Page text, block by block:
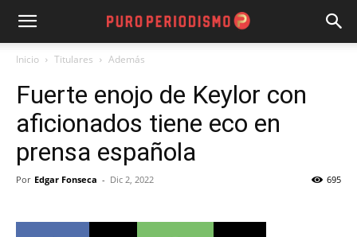
Inicio Titulares Además
Fuerte enojo de Keylor con
aficionados tiene eco en
prensa española
Por Edgar Fonseca - Dic 2, 2022 695